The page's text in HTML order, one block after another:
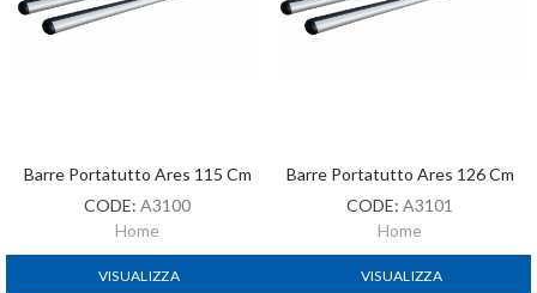
Barre Portatutto Ares 115 Cm
CODE: A3100
Home
VISUALIZZA
Barre Portatutto Ares 126 Cm
CODE: A3101
Home
VISUALIZZA